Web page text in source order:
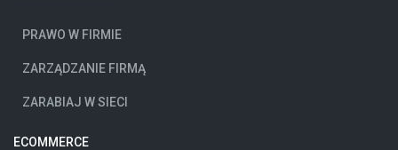
PRAWO W FIRMIE
ZARZĄDZANIE FIRMĄ
ZARABIAJ W SIECI
ECOMMERCE